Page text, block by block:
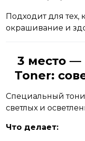
Подходит для тех,
окрашивание и
3 место —
Toner:
Специальный
светлых и
Что делает: